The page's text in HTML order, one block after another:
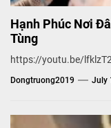
Hạnh Phúc Nơi
Tùng
https://youtu.be/
Dongtruong2019 July